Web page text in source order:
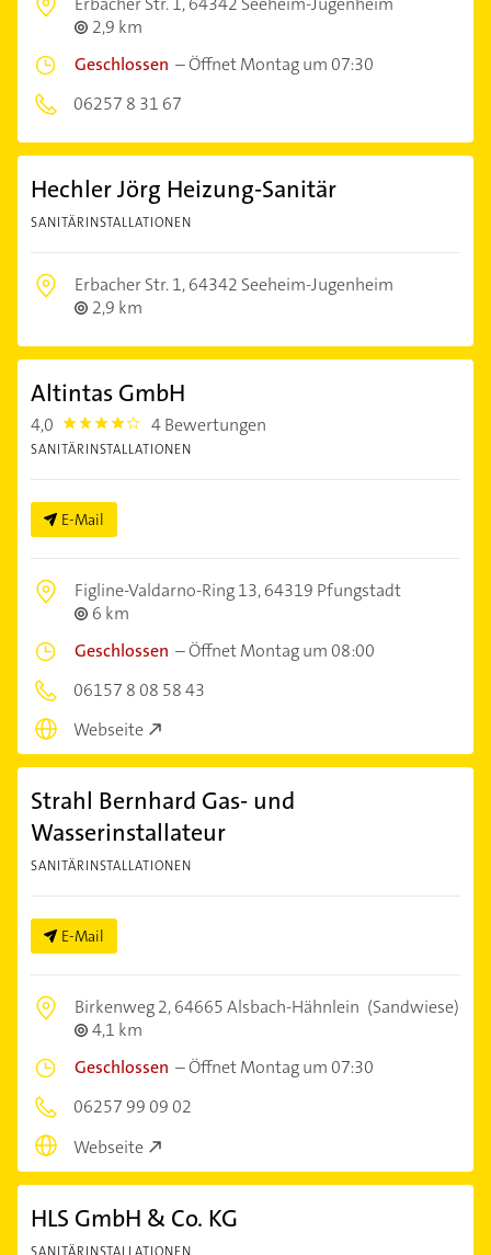
2,9 km
Geschlossen –Öffnet Montag um 07:30
06257 8 31 67
Hechler Jörg Heizung-Sanitär
SANITÄRINSTALLATIONEN
Erbacher Str. 1,64342 Seeheim-Jugenheim
2,9 km
Altintas GmbH
4,0 4.0 4 Bewertungen
SANITÄRINSTALLATIONEN
E-Mail
Figline-Valdarno-Ring 13,64319 Pfungstadt
6 km
Geschlossen –Öffnet Montag um 08:00
06157 8 08 58 43
Webseite
Strahl Bernhard Gas- und
Wasserinstallateur
SANITÄRINSTALLATIONEN
E-Mail
Birkenweg 2,64665 Alsbach-Hähnlein (Sandwiese)
4,1 km
Geschlossen –Öffnet Montag um 07:30
06257 99 09 02
Webseite
HLS GmbH & Co. KG
SANITÄRINSTALLATIONEN